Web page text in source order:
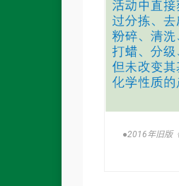
●2016年旧版